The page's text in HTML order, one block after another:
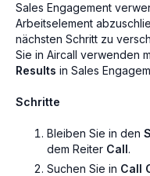
Sales Engagement
Arbeitselement
nächsten Schritt zu
Sie in Aircall verwenden
Results in Sales
Schritte
Bleiben Sie in den
dem Reiter Call.
Suchen Sie in Call